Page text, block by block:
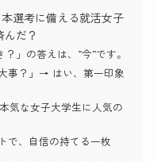
本選考に備える就活女子
だ？
」の答えは、”今”です。
事？」→ はい、第一印象
気な女子大学生に人気の
で、自信の持てる一枚